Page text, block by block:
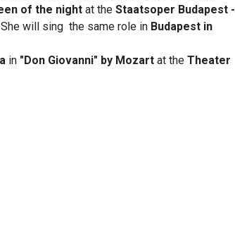
of the night at the Staatsoper Budapest -
She will sing the same role in Budapest in
in "Don Giovanni" by Mozart at the Theater